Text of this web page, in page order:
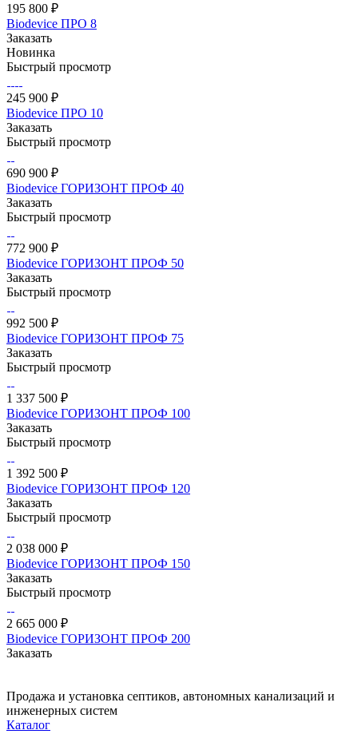
195 800 ₽
Biodevice ПРО 8
Заказать
Новинка
Быстрый просмотр
245 900 ₽
Biodevice ПРО 10
Заказать
Быстрый просмотр
690 900 ₽
Biodevice ГОРИЗОНТ ПРОФ 40
Заказать
Быстрый просмотр
772 900 ₽
Biodevice ГОРИЗОНТ ПРОФ 50
Заказать
Быстрый просмотр
992 500 ₽
Biodevice ГОРИЗОНТ ПРОФ 75
Заказать
Быстрый просмотр
1 337 500 ₽
Biodevice ГОРИЗОНТ ПРОФ 100
Заказать
Быстрый просмотр
1 392 500 ₽
Biodevice ГОРИЗОНТ ПРОФ 120
Заказать
Быстрый просмотр
2 038 000 ₽
Biodevice ГОРИЗОНТ ПРОФ 150
Заказать
Быстрый просмотр
2 665 000 ₽
Biodevice ГОРИЗОНТ ПРОФ 200
Заказать
Продажа и установка септиков, автономных канализаций и
инженерных систем
Каталог